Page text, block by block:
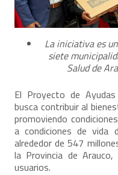
La iniciativa es
siete
Salud de
El Proyecto de
busca contribuir al
promoviendo
a condiciones de vida
alrededor de 547
la Provincia de
usuarios.